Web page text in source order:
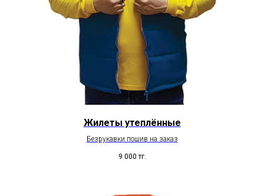
Жилеты утеплённые
Безрукавки пошив на заказ
9 000 тг.